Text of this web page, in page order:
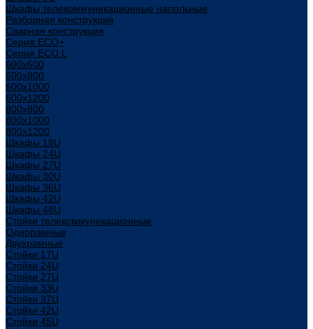
Шкафы телекоммуникационные напольные
Разборная конструкция
Сварная конструкция
Серия ECO+
Серия ECO L
600x600
600x800
600х1000
600х1200
800x800
800х1000
800х1200
Шкафы 18U
Шкафы 24U
Шкафы 27U
Шкафы 30U
Шкафы 36U
Шкафы 42U
Шкафы 48U
Стойки телекоммуникационные
Однорамные
Двухрамные
Стойки 17U
Стойки 24U
Стойки 27U
Стойки 33U
Стойки 37U
Стойки 42U
Стойки 45U